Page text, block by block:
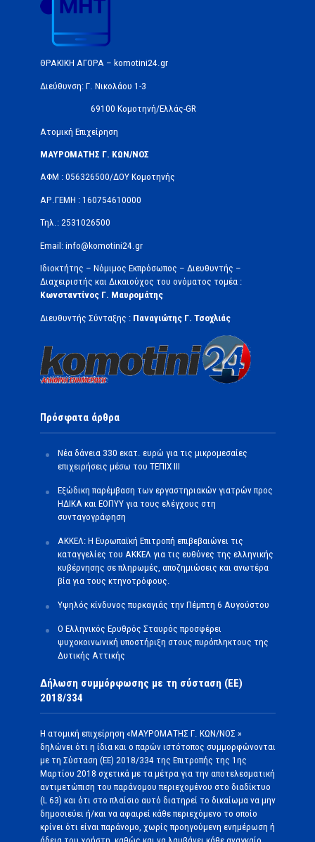
ΘΡΑΚΙΚΗ ΑΓΟΡΑ – komotini24.gr
Διεύθυνση: Γ. Νικολάου 1-3
69100 Κομοτηνή/Ελλάς-GR
Ατομική Επιχείρηση
ΜΑΥΡΟΜΑΤΗΣ Γ. ΚΩΝ/ΝΟΣ
ΑΦΜ : 056326500/ΔOΥ Κομοτηνής
ΑΡ.ΓΕΜΗ : 160754610000
Τηλ.: 2531026500
Email: info@komotini24.gr
Ιδιοκτήτης – Νόμιμος Εκπρόσωπος – Διευθυντής –
Διαχειριστής και Δικαιούχος του ονόματος τομέα :
Κωνσταντίνος Γ. Μαυρομάτης
Διευθυντής Σύνταξης : Παναγιώτης Γ. Τσοχλιάς
Πρόσφατα άρθρα
Νέα δάνεια 330 εκατ. ευρώ για τις μικρομεσαίες
επιχειρήσεις μέσω του ΤΕΠΙΧ ΙΙΙ
Εξώδικη παρέμβαση των εργαστηριακών γιατρών προς
ΗΔΙΚΑ και ΕΟΠΥΥ για τους ελέγχους στη
συνταγογράφηση
ΑΚΚΕΛ: Η Ευρωπαϊκή Επιτροπή επιβεβαιώνει τις
καταγγελίες του ΑΚΚΕΛ για τις ευθύνες της ελληνικής
κυβέρνησης σε πληρωμές, αποζημιώσεις και ανωτέρα
βία για τους κτηνοτρόφους.
Υψηλός κίνδυνος πυρκαγιάς την Πέμπτη 6 Αυγούστου
Ο Ελληνικός Ερυθρός Σταυρός προσφέρει
ψυχοκοινωνική υποστήριξη στους πυρόπληκτους της
Δυτικής Αττικής
Δήλωση συμμόρφωσης με τη σύσταση (ΕΕ)
2018/334
Η ατομική επιχείρηση «ΜΑΥΡΟΜΑΤΗΣ Γ. ΚΩΝ/ΝΟΣ »
δηλώνει ότι η ίδια και ο παρών ιστότοπος συμμορφώνονται
με τη Σύσταση (ΕΕ) 2018/334 της Επιτροπής της 1ης
Μαρτίου 2018 σχετικά με τα μέτρα για την αποτελεσματική
αντιμετώπιση του παράνομου περιεχομένου στο διαδίκτυο
(L 63) και ότι στο πλαίσιο αυτό διατηρεί το δικαίωμα να μην
δημοσιεύει ή/και να αφαιρεί κάθε περιεχόμενο το οποίο
κρίνει ότι είναι παράνομο, χωρίς προηγούμενη ενημέρωση ή